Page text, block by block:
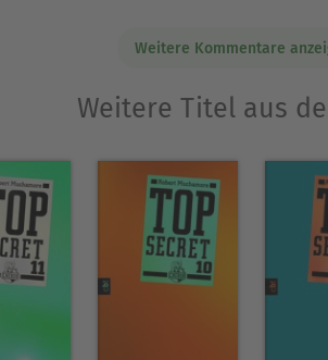
Weitere Kommentare
Weitere Titel aus